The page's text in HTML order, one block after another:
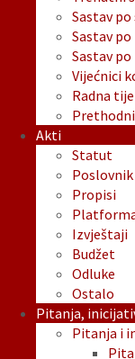
Sastav
Sastav
Sastav
Vijećnici
Radna
Akti
Statut
Poslovnik
Propisi
Izvještaji
Budžet
Odluke
Ostalo
Pitanja,
Pitanja i